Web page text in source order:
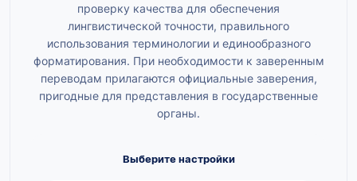
проверку качества для обеспечения
лингвистической точности, правильного
использования терминологии и единообразного
форматирования. При необходимости к заверенным
переводам прилагаются официальные заверения,
пригодные для представления в государственные
органы.
Выберите настройки